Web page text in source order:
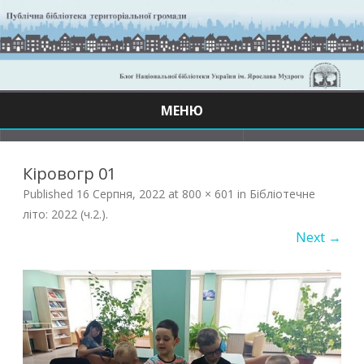
МЕНЮ
Кіровогр 01
Published 16 Серпня, 2022 at 800 × 601 in Бібліотечне
літо: 2022 (ч.2.).
Next →